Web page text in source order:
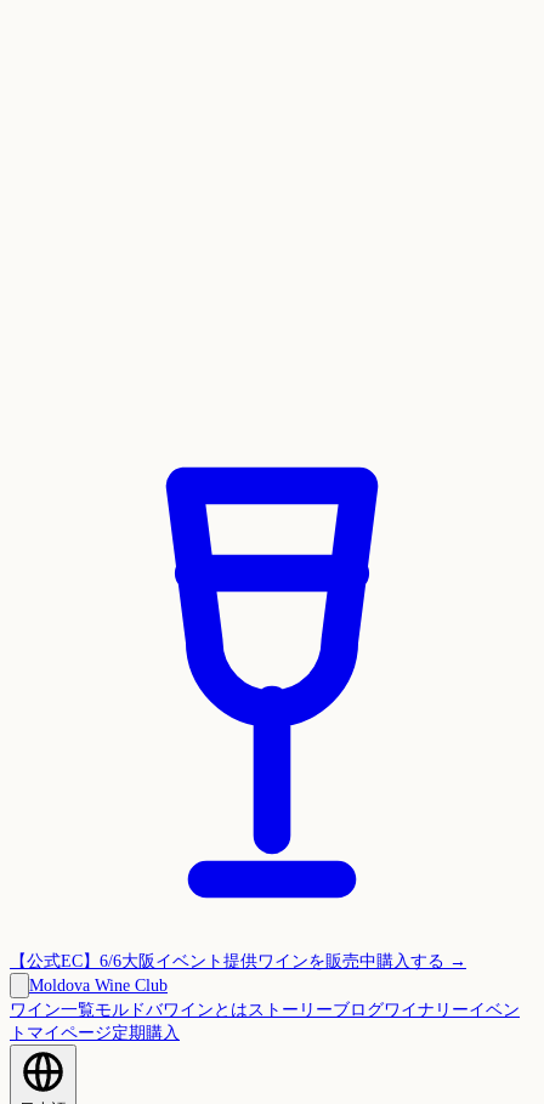
【公式EC】6/6大阪イベント提供ワインを販売中購入する →
Moldova Wine Club
ワイン一覧モルドバワインとはストーリーブログワイナリーイベン
ト マイページ定期購入